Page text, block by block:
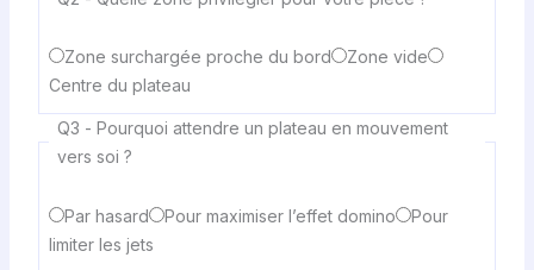
Zone surchargée proche du bord
Zone vide
Centre du plateau
Q3 - Pourquoi attendre un plateau en mouvement
vers soi ?
Par hasard Pour maximiser l’effet domino
Pour
limiter les jets